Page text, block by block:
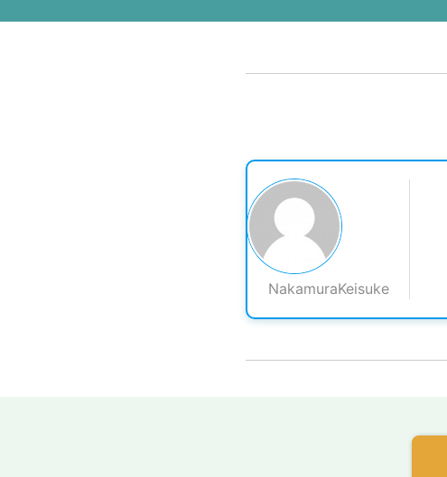
NakamuraKeisuke